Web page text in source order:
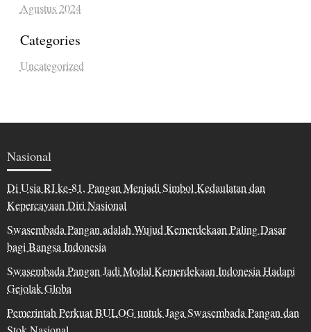
Agustus 2024
Categories
Uncategorized
Nasional
Di Usia RI ke-81, Pangan Menjadi Simbol Kedaulatan dan
Kepercayaan Diri Nasional
Swasembada Pangan adalah Wujud Kemerdekaan Paling Dasar
bagi Bangsa Indonesia
Swasembada Pangan Jadi Modal Kemerdekaan Indonesia Hadapi
Gejolak Globa
Pemerintah Perkuat BULOG untuk Jaga Swasembada Pangan dan